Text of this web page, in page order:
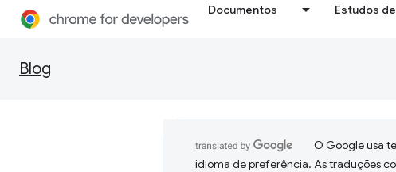
Documentos Estudos
Blog
O Google usa
idioma de preferência. As traduções